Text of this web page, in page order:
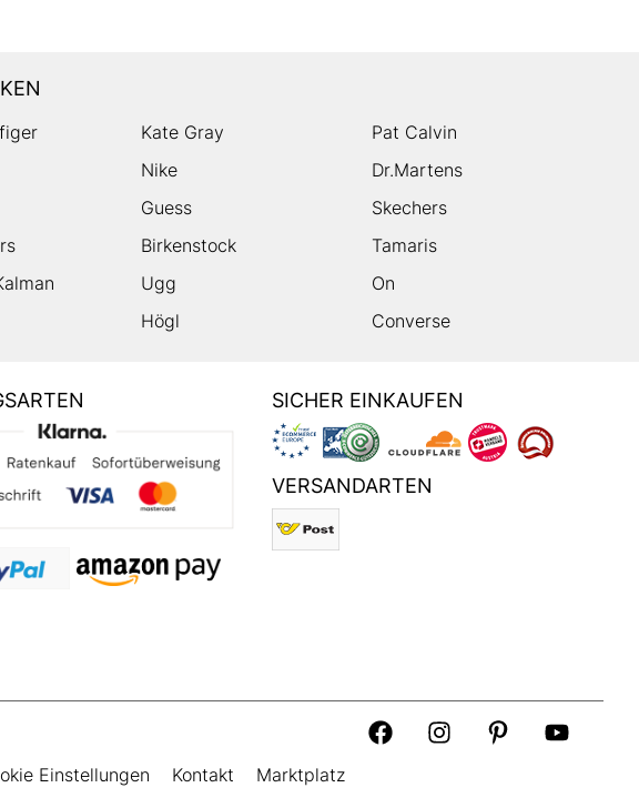
Kate Gray
Pat Calvin
Nike
Dr.Martens
Guess
Skechers
Birkenstock
Tamaris
Ugg
On
Högl Converse
SICHER EINKAUFEN
VERSANDARTEN
Einstellungen Kontakt Marktplatz